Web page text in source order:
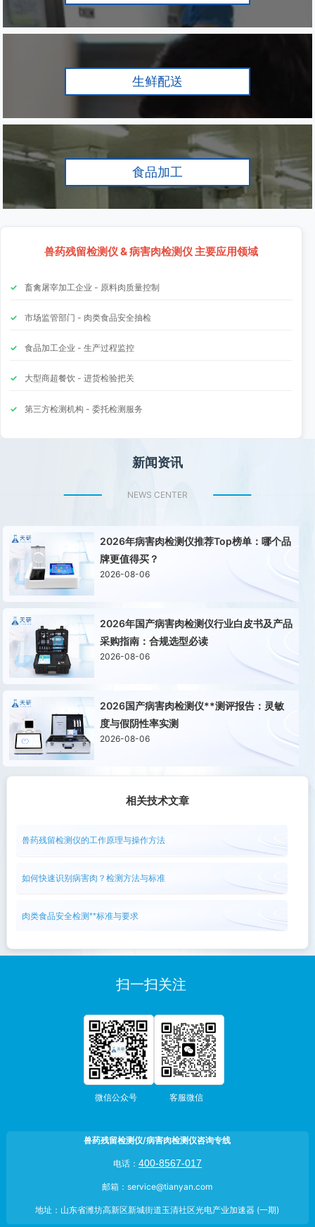
生鲜配送
食品加工
兽药残留检测仪 & 病害肉检测仪 主要应用领域
畜禽屠宰加工企业 - 原料肉质量控制
市场监管部门 - 肉类食品安全抽检
食品加工企业 - 生产过程监控
大型商超餐饮 - 进货检验把关
第三方检测机构 - 委托检测服务
新闻资讯
NEWS CENTER
2026年病害肉检测仪推荐Top榜单：哪个品
牌更值得买？
2026-08-06
2026年国产病害肉检测仪行业白皮书及产品
采购指南：合规选型必读
2026-08-06
2026国产病害肉检测仪**测评报告：灵敏
度与假阴性率实测
2026-08-06
相关技术文章
兽药残留检测仪的工作原理与操作方法
如何快速识别病害肉？检测方法与标准
肉类食品安全检测**标准与要求
扫一扫关注
微信公众号 客服微信
兽药残留检测仪/病害肉检测仪咨询专线
电话： 400-8567-017
邮箱：service@tianyan.com
地址：山东省潍坊高新区新城街道玉清社区光电产业加速器 (一期)